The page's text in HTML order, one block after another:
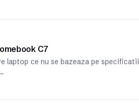
C7
laptop ce nu se bazeaza pe specificatii